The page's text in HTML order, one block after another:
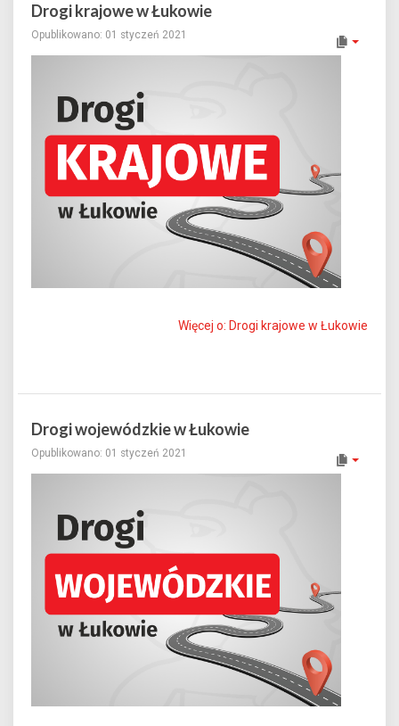
Drogi krajowe w Łukowie
Opublikowano: 01 styczeń 2021
Więcej o: Drogi krajowe w Łukowie
Drogi wojewódzkie w Łukowie
Opublikowano: 01 styczeń 2021